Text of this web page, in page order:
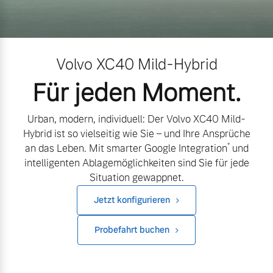
Geschäftskunden
Editionsmodelle
Konnektivität
Volvo kauft Ihr Auto
Aktuelle Zubehörangebote
Zubehörkatalog
Aktuelle Serviceangebote
Service by Volvo
Volvo XC40 Mild-Hybrid
Für jeden Moment.
Urban, modern, individuell: Der Volvo XC40 Mild-
Hybrid ist so vielseitig wie Sie – und Ihre Ansprüche
an das Leben. Mit smarter Google Integration*und
intelligenten Ablagemöglichkeiten sind Sie für jede
Situation gewappnet.
Jetzt konfigurieren
Probefahrt buchen